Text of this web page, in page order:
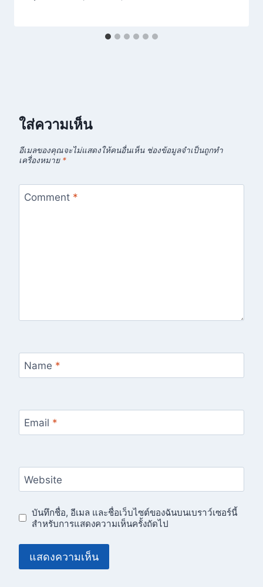
ใส่ความเห็น
อีเมลของคุณจะไม่แสดงให้คนอื่นเห็น ช่องข้อมูลจำเป็นถูกทำ
เครื่องหมาย *
Comment *
Name *
Email *
Website
บันทึกชื่อ, อีเมล และชื่อเว็บไซต์ของฉันบนเบราว์เซอร์นี้
สำหรับการแสดงความเห็นครั้งถัดไป